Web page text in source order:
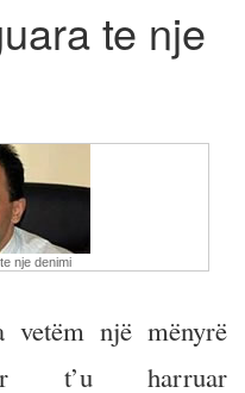
te nje
nje denimi
vetëm një mënyrë
t’u harruar